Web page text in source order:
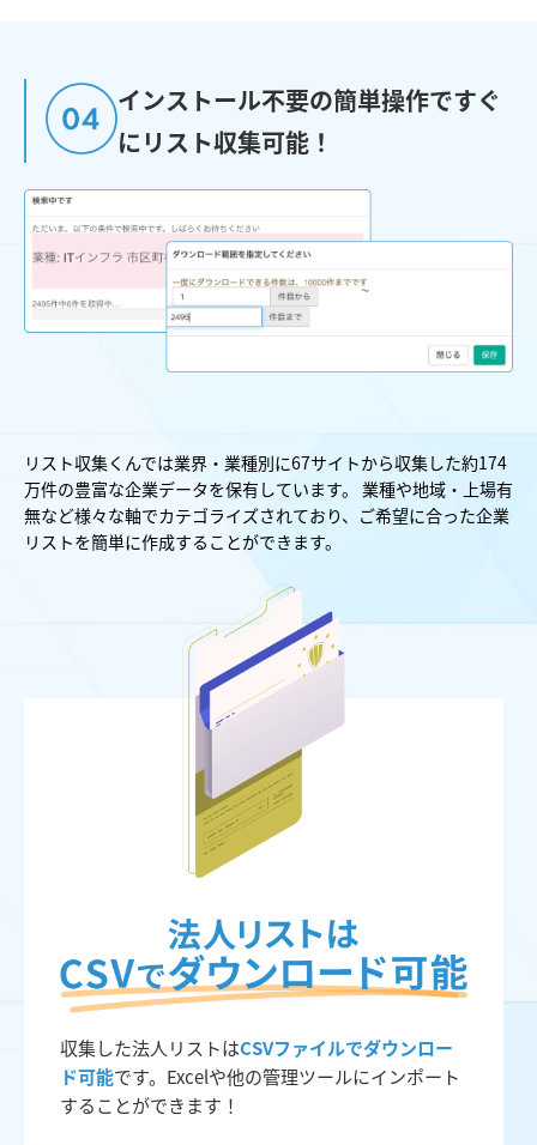
インストール不要の簡単操作ですぐ
にリスト収集可能！
リスト収集くんでは業界・業種別に67サイトから収集した約174
万件の豊富な企業データを保有しています。 業種や地域・上場有
無など様々な軸でカテゴライズされており、ご希望に合った企業
リストを簡単に作成することができます。
収集した法人リストはCSVファイルでダウンロー
ド可能です。Excelや他の管理ツールにインポート
することができます！